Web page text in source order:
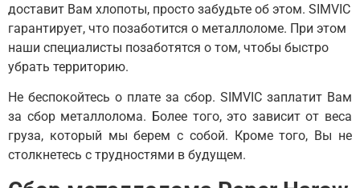
доставит Вам хлопоты, просто забудьте об этом. SIMVIC
гарантирует, что позаботится о металлоломе. При этом
наши специалисты позаботятся о том, чтобы быстро
убрать территорию.
Не беспокойтесь о плате за сбор. SIMVIC заплатит Вам
за сбор металлолома. Более того, это зависит от веса
груза, который мы берем с собой. Кроме того, Вы не
столкнетесь с трудностями в будущем.